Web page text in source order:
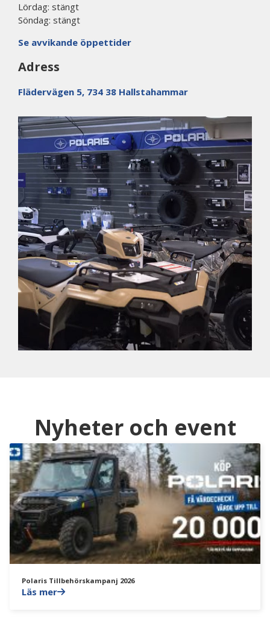
Lördag: stängt
Söndag: stängt
Se avvikande öppettider
Adress
Flädervägen 5, 734 38 Hallstahammar
Nyheter och event
Polaris Tillbehörskampanj 2026
Läs mer